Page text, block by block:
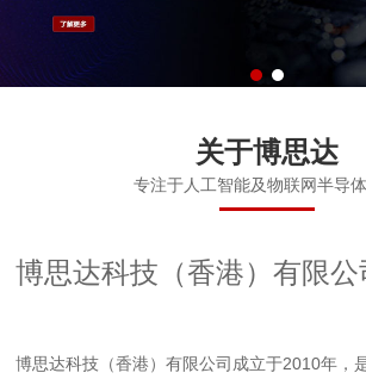
关于博思达
专注于人工智能及物联网半导
博思达科技（香港）有限公
博思达科技（香港）有限公司成立于2010年，